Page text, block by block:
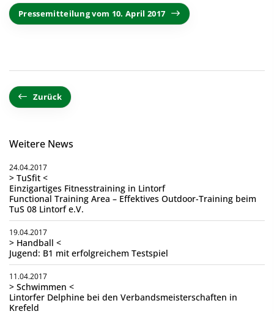
Pressemitteilung vom 10. April 2017
Zurück
Weitere News
24.04.2017
> TuSfit <
Einzigartiges Fitnesstraining in Lintorf
Functional Training Area – Effektives Outdoor-Training beim
TuS 08 Lintorf e.V.
19.04.2017
> Handball <
Jugend: B1 mit erfolgreichem Testspiel
11.04.2017
> Schwimmen <
Lintorfer Delphine bei den Verbandsmeisterschaften in
Krefeld